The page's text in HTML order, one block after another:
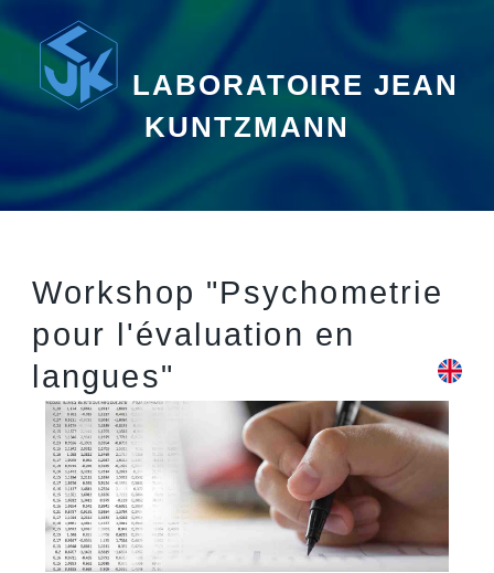
LABORATOIRE JEAN
KUNTZMANN
Workshop "Psychometrie
pour l'évaluation en
langues"